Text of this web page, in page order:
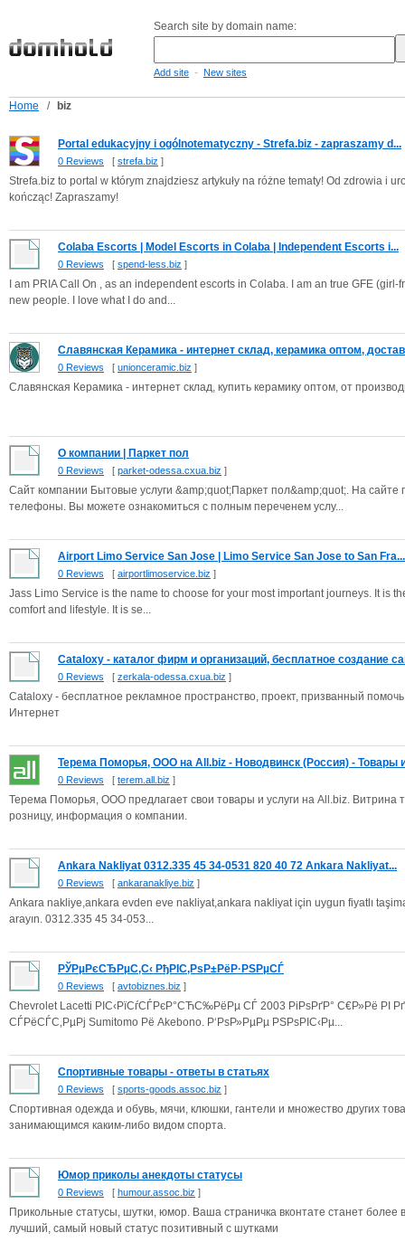
Search site by domain name:
Add site - New sites
Home / biz
Portal edukacyjny i ogólnotematyczny - Strefa.biz - zapraszamy d...
0 Reviews [ strefa.biz ]
Strefa.biz to portal w którym znajdziesz artykuły na różne tematy! Od zdrowia i
kończąc! Zapraszamy!
Colaba Escorts | Model Escorts in Colaba | Independent Escorts i...
0 Reviews [ spend-less.biz ]
I am PRIA Call On , as an independent escorts in Colaba. I am an true GFE
new people. I love what I do and...
Славянская Керамика - интернет склад, керамика оптом,
0 Reviews [ unionceramic.biz ]
Славянская Керамика - интернет склад, купить керамику оптом, от
О компании | Паркет пол
0 Reviews [ parket-odessa.cxua.biz ]
Сайт компании Бытовые услуги &amp;quot;Паркет пол&amp;quot;. На
телефоны. Вы можете ознакомиться с полным переченем услу...
Airport Limo Service San Jose | Limo Service San Jose to San Fra...
0 Reviews [ airportlimoservice.biz ]
Jass Limo Service is the name to choose for your most important journeys. It is
comfort and lifestyle. It is se...
Cataloxy - каталог фирм и организаций, бесплатное создание
0 Reviews [ zerkala-odessa.cxua.biz ]
Cataloxy - бесплатное рекламное пространство, проект, призванный
Интернет
Терема Поморья, ООО на All.biz - Новодвинск (Россия) - Товары
0 Reviews [ terem.all.biz ]
Терема Поморья, ООО предлагает свои товары и услуги на All.biz.
розницу, информация о компании.
Ankara Nakliyat 0312.335 45 34-0531 820 40 72 Ankara Nakliyat...
0 Reviews [ ankaranakliye.biz ]
Ankara nakliye,ankara evden eve nakliyat,ankara nakliyat için uygun fiyatlı
arayın. 0312.335 45 34-053...
РЎРµРєСЂРµС‚С‹ РђРІС‚РѕР±РёР·РЅРµСЃ
0 Reviews [ avtobiznes.biz ]
Chevrolet Lacetti РІС‹РїСѓСЃРєР°СЋС‰РёРµ СЃ 2003 РіРѕРґР° С€Р»Рё
СЃРёСЃС‚РµРј Sumitomo Рё Akebono. Р‘РѕР»РµРµ РЅРѕРІС‹Рµ...
Спортивные товары - ответы в статьях
0 Reviews [ sports-goods.assoc.biz ]
Спортивная одежда и обувь, мячи, клюшки, гантели и множество других
занимающимся каким-либо видом спорта.
Юмор приколы анекдоты статусы
0 Reviews [ humour.assoc.biz ]
Прикольные статусы, шутки, юмор. Ваша страничка вконтате станет
лучший, самый новый статус позитивный с шутками